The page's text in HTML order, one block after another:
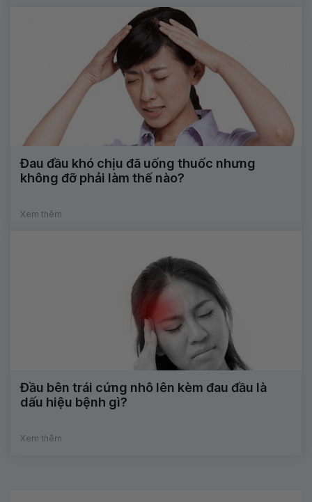
Đau đầu khó chịu đã uống thuốc nhưng
không đỡ phải làm thế nào?
Xem thêm
Đầu bên trái cứng nhô lên kèm đau đầu là
dấu hiệu bệnh gì?
Xem thêm